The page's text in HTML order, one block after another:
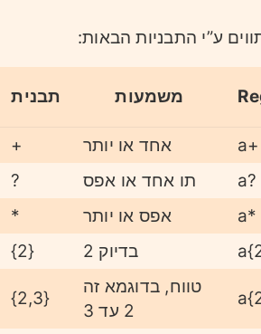
file_662
2
3
***
!!!
ע”י התבניות הבאות:
תבנית משמעות
+
אחד או יותר a+
?
תו אחד או אפס a?
*
אפס או יותר a*
{2}
בדיוק 2
{2,3}
טווח, בדוגמא זה
2 עד 3